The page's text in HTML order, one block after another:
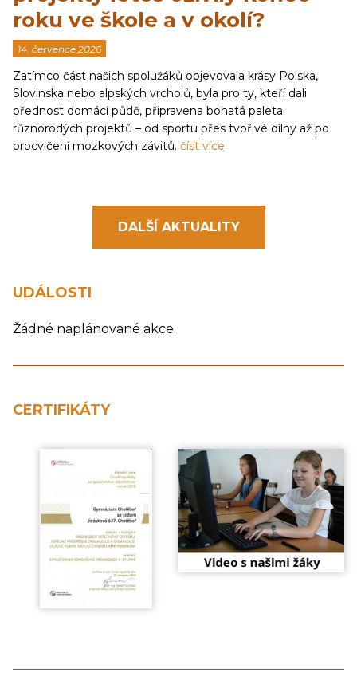
roku ve škole a v okolí?
14. července 2026
Zatímco část našich spolužáků objevovala krásy Polska,
Slovinska nebo alpských vrcholů, byla pro ty, kteří dali
přednost domácí půdě, připravena bohatá paleta
různorodých projektů – od sportu přes tvořivé dílny až po
procvičení mozkových závitů. číst více
DALŠÍ AKTUALITY
UDÁLOSTI
Žádné naplánované akce.
CERTIFIKÁTY